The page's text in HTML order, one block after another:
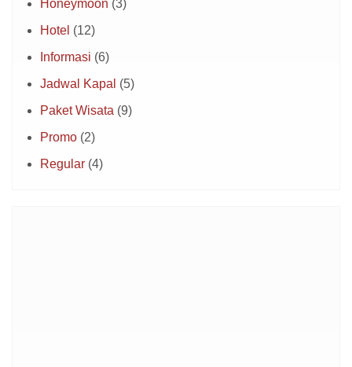
Honeymoon (3)
Hotel (12)
Informasi (6)
Jadwal Kapal (5)
Paket Wisata (9)
Promo (2)
Regular (4)